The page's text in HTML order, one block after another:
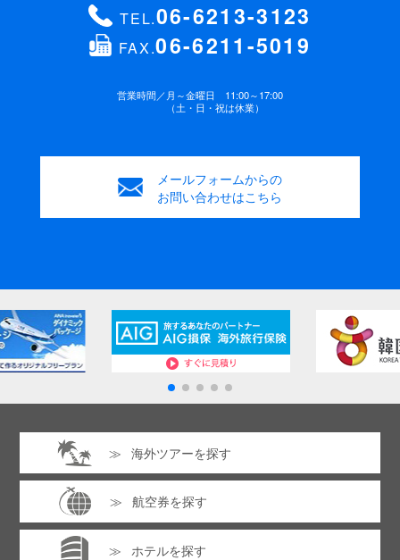
TEL.06-6213-3123
FAX.06-6211-5019
営業時間／月～金曜日 11:00～17:00
（土・日・祝は休業）
メールフォームからの
お問い合わせはこちら
海外ツアーを探す
航空券を探す
ホテルを探す